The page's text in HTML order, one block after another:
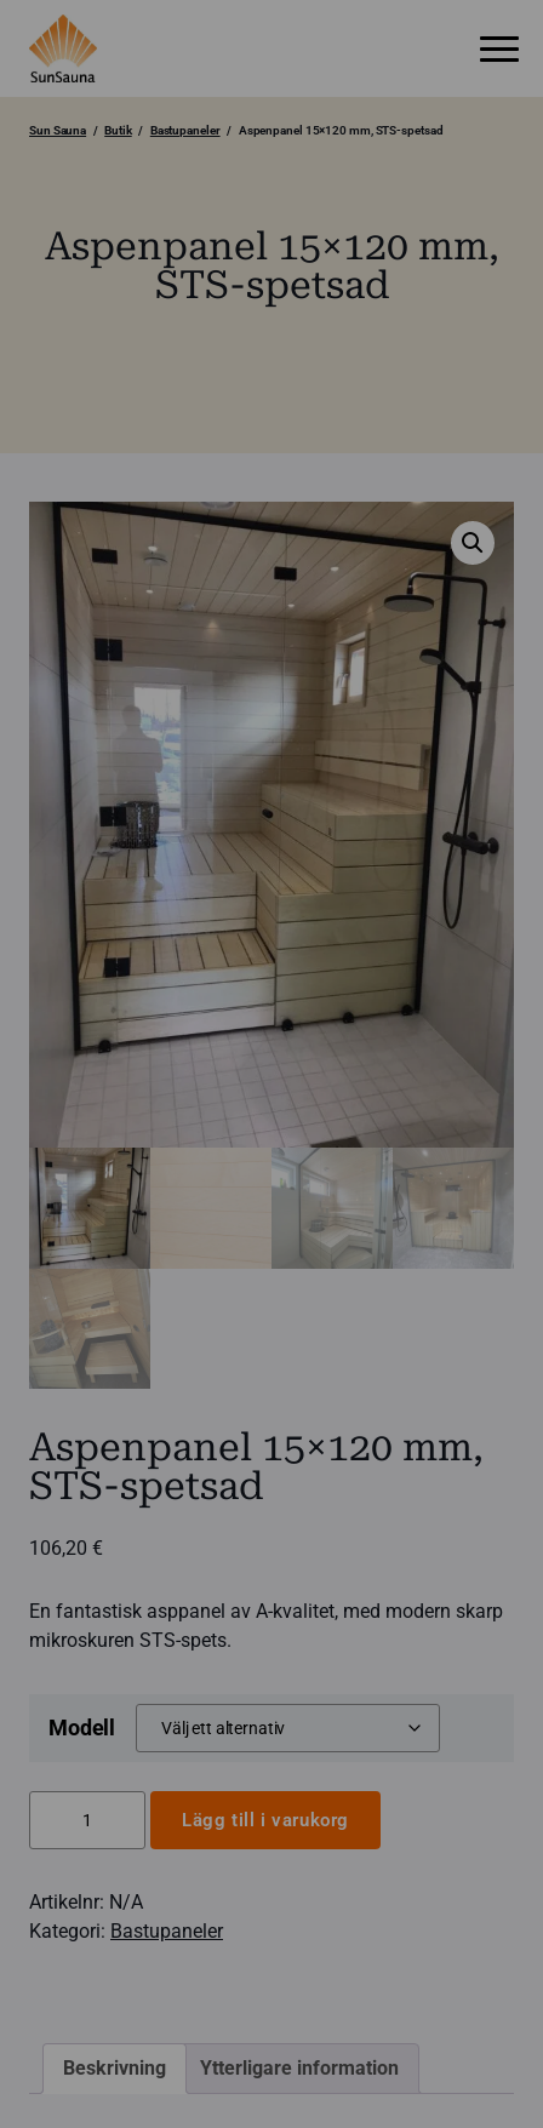
Aspenpanel 15×120 mm,
STS-spetsad
Sun Sauna Butik Bastupaneler Aspenpanel 15×120 mm, STS-spetsad
Aspenpanel 15×120 mm,
STS-spetsad
106,20 €
En fantastisk asppanel av A-kvalitet, med modern skarp
mikroskuren STS-spets.
Modell
STS-
spetsad
Lägg till i varukorg
Artikelnr: N/A
Kategori: Bastupaneler
Beskrivning Ytterligare information